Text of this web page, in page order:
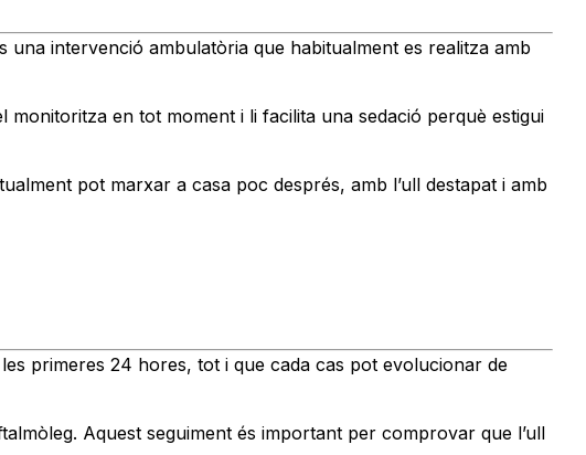
una intervenció ambulatòria que habitualment es realitza amb
monitoritza en tot moment i li facilita una sedació perquè estigui
pot marxar a casa poc després, amb l’ull destapat i amb
primeres 24 hores, tot i que cada cas pot evolucionar de
Aquest seguiment és important per comprovar que l’ull